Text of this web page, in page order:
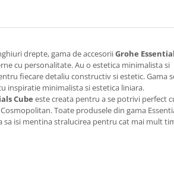
drepte, gama de accesoriiGrohe
cu personalitate. Au o estetica minimalista si
fiecare detaliu constructiv si estetic. Gama
inspiratie minimalista si estetica liniara.
Cube este creata pentru a se potrivi perfect
Toate produsele din gama
sa isi mentina stralucirea pentru cat mai mult